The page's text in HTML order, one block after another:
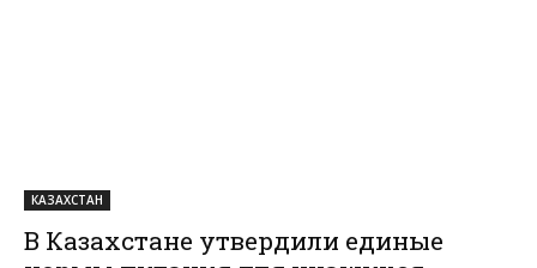
КАЗАХСТАН
В Казахстане утвердили единые